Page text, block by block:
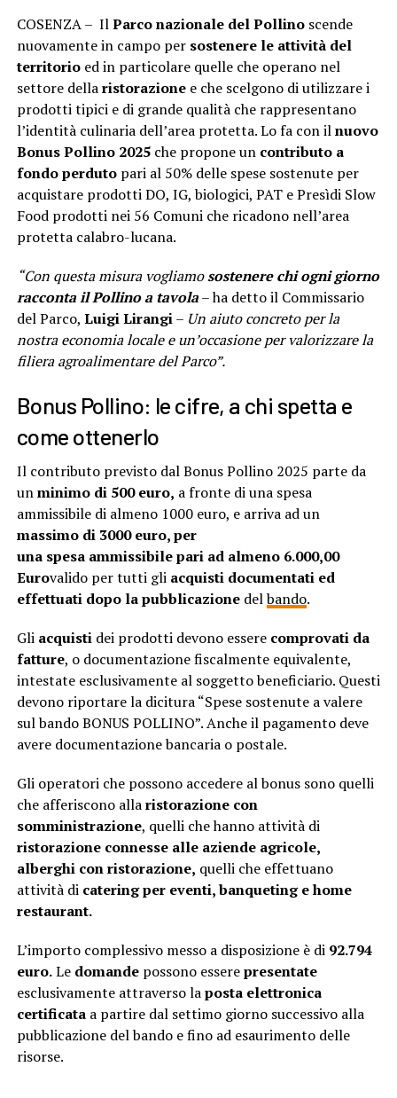
COSENZA – IlParco nazionale del Pollinoscende
nuovamente in campo per sostenere le attività del
territorioed in particolare quelle che operano nel
settore dellaristorazionee che scelgono di utilizzare i
prodotti tipici e di grande qualità che rappresentano
l’identità culinaria dell’area protetta. Lo fa con ilnuovo
Bonus Pollino 2025che propone un contributo a
fondo perdutopari al 50% delle spese sostenute per
acquistare prodotti DO, IG, biologici, PAT e Presìdi Slow
Food prodotti nei 56 Comuni che ricadono nell’area
protetta calabro-lucana.
“Con questa misura vogliamosostenere chi ogni giorno
racconta il Pollino a tavola– ha detto il Commissario
del Parco, Luigi Lirangi– Un aiuto concreto per la
nostra economia locale e un’occasione per valorizzare la
filiera agroalimentare del Parco”.
Bonus Pollino: le cifre, a chi spetta e
come ottenerlo
Il contributo previsto dal Bonus Pollino 2025 parte da
unminimo di 500 euro, a fronte di una spesa
ammissibile di almeno 1000 euro, e arriva ad un
massimo di 3000 euro, per
una spesa ammissibile pari ad almeno 6.000,00
Eurovalido per tutti gli acquisti documentati ed
effettuati dopo la pubblicazionedelbando.
Gli acquistidei prodotti devono essere comprovati da
fatture, o documentazione fiscalmente equivalente,
intestate esclusivamente al soggetto beneficiario. Questi
devono riportare la dicitura “Spese sostenute a valere
sul bando BONUS POLLINO”. Anche il pagamento deve
avere documentazione bancaria o postale.
Gli operatori che possono accedere al bonus sono quelli
che afferiscono allaristorazione con
somministrazione, quelli che hanno attività di
ristorazione connesse alle aziende agricole,
alberghi con ristorazione, quelli che effettuano
attività di catering per eventi, banqueting e home
restaurant.
L’importo complessivo messo a disposizione è di92.794
euro.Le domandepossono esserepresentate
esclusivamente attraverso laposta elettronica
certificataa partire dal settimo giorno successivo alla
pubblicazione del bando e fino ad esaurimento delle
risorse.